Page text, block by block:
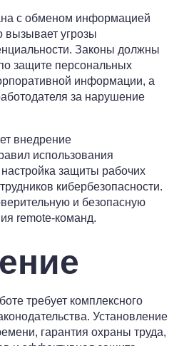
с обменом информацией
вызывает угрозы
Законы должны
защите персональных
информации, а
за нарушение
внедрение
использования
защиты рабочих
кибербезопасности.
и безопасную
remote-команд.
требует комплексного
Установление
гарантия охраны труда,